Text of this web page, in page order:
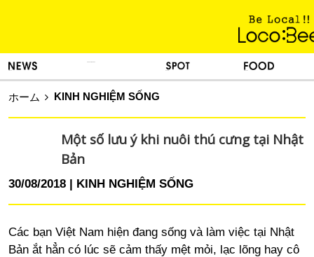
ホーム KINH NGHIỆM SỐNG
Một số lưu ý khi nuôi thú cưng tại Nhật
Bản
30/08/2018 KINH NGHIỆM SỐNG
Các bạn Việt Nam hiện đang sống và làm việc tại Nhật
Bản ắt hẳn có lúc sẽ cảm thấy mệt mỏi, lạc lõng hay cô